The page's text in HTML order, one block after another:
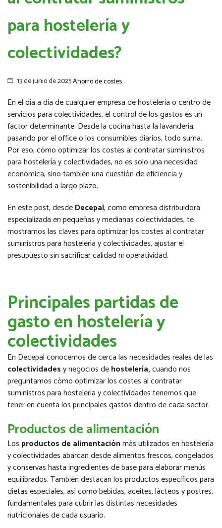
para hostelería y
colectividades?
13 de junio de 2025Ahorro de costes
En el día a día de cualquier empresa de hostelería o centro de
servicios para colectividades, el control de los gastos es un
factor determinante. Desde la cocina hasta la lavandería,
pasando por el office o los consumibles diarios, todo suma.
Por eso, cómo optimizar los costes al contratar suministros
para hostelería y colectividades, no es solo una necesidad
económica, sino también una cuestión de eficiencia y
sostenibilidad a largo plazo.
En este post, desdeDecepal, como empresa distribuidora
especializada en pequeñas y medianas colectividades, te
mostramos las claves para optimizar los costes al contratar
suministros para hostelería y colectividades, ajustar el
presupuesto sin sacrificar calidad ni operatividad.
Principales partidas de
gasto en hostelería y
colectividades
En Decepal conocemos de cerca las necesidades reales de las
colectividadesy negocios dehostelería,cuando nos
preguntamos cómo optimizar los costes al contratar
suministros para hostelería y colectividades tenemos que
tener en cuenta los principales gastos dentro de cada sector.
Productos de alimentación
Los productos de alimentaciónmás utilizados en hostelería
y colectividades abarcan desde alimentos frescos, congelados
y conservas hasta ingredientes de base para elaborar menús
equilibrados. También destacan los productos específicos para
dietas especiales, así como bebidas, aceites, lácteos y postres,
fundamentales para cubrir las distintas necesidades
nutricionales de cada usuario.